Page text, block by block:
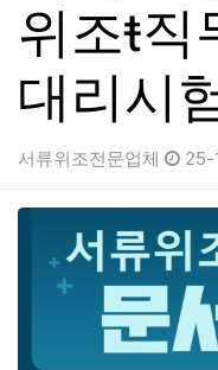
위조ŧ
대리시
서류위조전문업체 25-
본문